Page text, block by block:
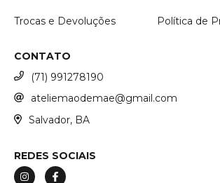
Trocas e Devoluções Política de
CONTATO
(71) 991278190
ateliemaodemae@gmail.com
Salvador, BA
REDES SOCIAIS